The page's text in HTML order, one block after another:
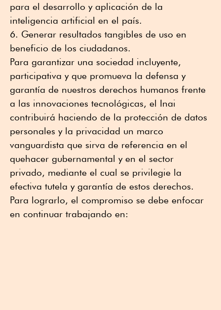
para el desarrollo y aplicación de la
inteligencia artificial en el país.
Generar resultados tangibles de uso en
beneficio de los ciudadanos.
Para garantizar una sociedad incluyente,
participativa y que promueva la defensa y
garantía de nuestros derechos humanos frente
a las innovaciones tecnológicas, el Inai
contribuirá haciendo de la protección de datos
personales y la privacidad un marco
vanguardista que sirva de referencia en el
quehacer gubernamental y en el sector
privado, mediante el cual se privilegie la
efectiva tutela y garantía de estos derechos.
Para lograrlo, el compromiso se debe enfocar
en continuar trabajando en: